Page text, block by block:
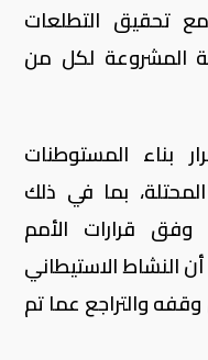
تحقيق التطلعات
المشروعة لكل من
بناء المستوطنات
بما في ذلك
وفق قرارات الأمم
النشاط الاستيطاني
والتراجع عما تم